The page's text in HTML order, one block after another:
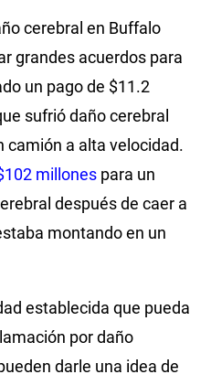
cerebral en Buffalo
grandes acuerdos para
un pago de $11.2
sufrió daño cerebral
camión a alta velocidad.
millones para un
después de caer a
montando en un
establecida que pueda
por daño
darle una idea de